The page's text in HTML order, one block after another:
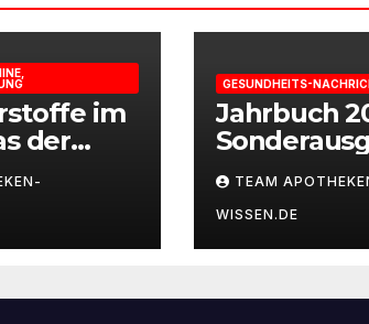
im
der
GESUNDHEITS-
Jahrbuch
Paare des
Deutschen
Registers:
TEAM
WISSEN.DE